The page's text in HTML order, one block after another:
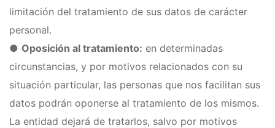
limitación del tratamiento de sus datos de carácter
personal.
● Oposición al tratamiento: en determinadas
circunstancias, y por motivos relacionados con su
situación particular, las personas que nos facilitan sus
datos podrán oponerse al tratamiento de los mismos.
La entidad dejará de tratarlos, salvo por motivos